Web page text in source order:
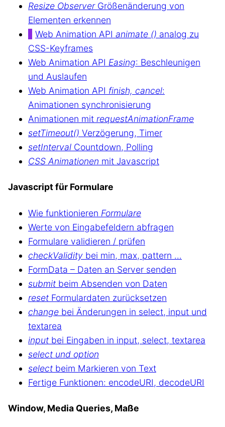
Resize ObserverGrößenänderung von
Elementen erkennen
Web Animation API animate () analog zu
CSS-Keyframes
Web Animation API Easing: Beschleunigen
und Auslaufen
Web Animation API finish, cancel:
Animationen synchronisierung
Animationen mit requestAnimationFrame
setTimeout() Verzögerung, Timer
setInterval Countdown, Polling
CSS Animationen mit Javascript
Javascript für Formulare
Wie funktionieren Formulare
Werte von Eingabefeldern abfragen
Formulare validieren / prüfen
checkValidity bei min, max, pattern …
FormData – Daten an Server senden
submit beim Absenden von Daten
reset Formulardaten zurücksetzen
change bei Änderungen in select, input und
textarea
input bei Eingaben in input, select, textarea
select und option
select beim Markieren von Text
Fertige Funktionen: encodeURI, decodeURI
Window, Media Queries, Maße